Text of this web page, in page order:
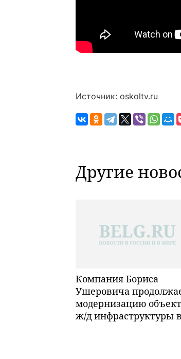
Источник: oskoltv.ru
Другие
Компания Бориса
Ушеровича
модернизацию
ж/д инфраструктуры в